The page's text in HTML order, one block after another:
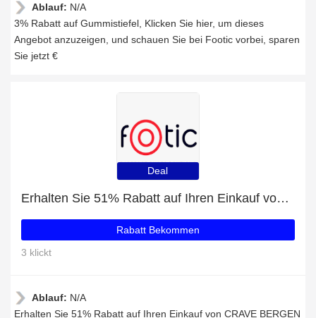
Ablauf: N/A
3% Rabatt auf Gummistiefel, Klicken Sie hier, um dieses
Angebot anzuzeigen, und schauen Sie bei Footic vorbei, sparen
Sie jetzt €
Deal
Erhalten Sie 51% Rabatt auf Ihren Einkauf von CRAVE BERGEN COGNAC BARFUSSSTIEFELETTEN AD
Rabatt Bekommen
3 klickt
Ablauf: N/A
Erhalten Sie 51% Rabatt auf Ihren Einkauf von CRAVE BERGEN